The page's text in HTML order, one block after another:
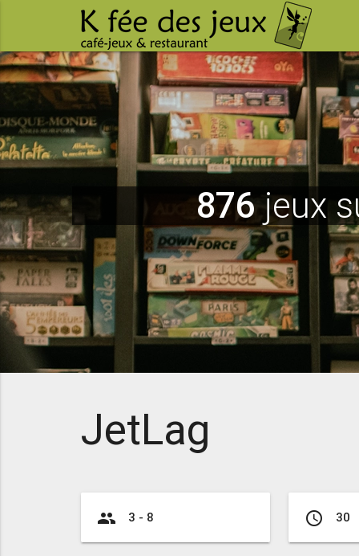
876jeux
JetLag
group 3 - 8 access_time 30